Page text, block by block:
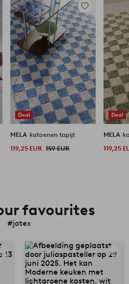
Deal
Toevoegen
aan
favorieten
MELA katoenen tapijt
119,25 EUR 159 EUR
Deal
MELA
119,25
favourites
#jotex